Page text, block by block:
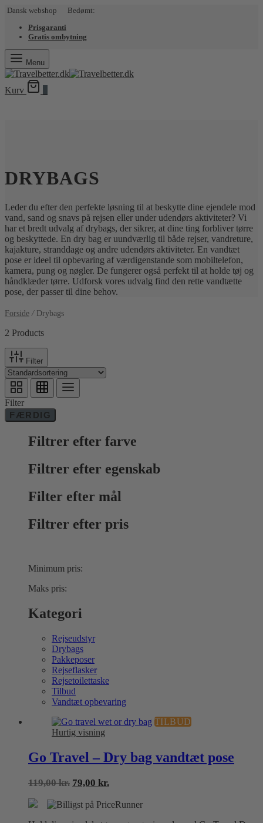
Dansk webshop Bedømt:
Prisgaranti
Gratis ombytning
Menu
Kurv
DRYBAGS
Leder du efter den perfekte løsning til at beskytte dine ejendele mod
vand, sand og snavs på rejsen eller under udendørs aktiviteter? Vi
har et bredt udvalg af drybags, der sikrer, at dine ting forbliver tørre
og beskyttede. En dry bag er uundværlig til både rejser, vandreture,
kajakture, stranddage og andre udendørs aktiviteter. En vandtæt
pose er ideel til opbevaring af værdigenstande som mobiltelefon,
kamera, pung og nøgler. De fungerer også perfekt til at holde tøj og
håndklæder tørre. Udforsk vores udvalg find den rette vandtætte
pose, der passer til dine behov.
Forside /Drybags
2 Products
Filter
Filter
FÆRDIG
Filtrer efter farve
Filtrer efter egenskab
Filter efter mål
Filtrer efter pris
Minimum pris:
Maks pris:
Kategori
Rejseudstyr
Drybags
Pakkeposer
Rejseflasker
Rejsetoilettaske
Tilbud
Vandtæt opbevaring
TILBUD
Hurtig visning
Go Travel – Dry bag vandtæt pose
119,00kr. Den
pris
79,00 kr.Den
pris